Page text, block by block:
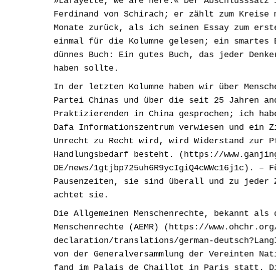
Ferdinand von Schirach; er zählt zum
Monate zurück, als ich seinen Essay zum
einmal für die Kolumne gelesen; ein
dünnes Buch: Ein gutes Buch, das jeder
haben sollte.
In der letzten Kolumne haben wir über
Partei Chinas und über die seit 25 Jahren
Praktizierenden in China gesprochen; ich
Dafa Informationszentrum verwiesen und ein
Unrecht zu Recht wird, wird Widerstand zur
Handlungsbedarf besteht. (https://
DE/news/1gtjbp725uh6R9ycIgiQ4cWWc16j1c).
Pausenzeiten, sie sind überall und zu
achtet sie.
Die Allgemeinen Menschenrechte, bekannt
Menschenrechte (AEMR) (https://
declaration/translations/german-
von der Generalversammlung der Vereinten
fand im Palais de Chaillot in Paris statt.